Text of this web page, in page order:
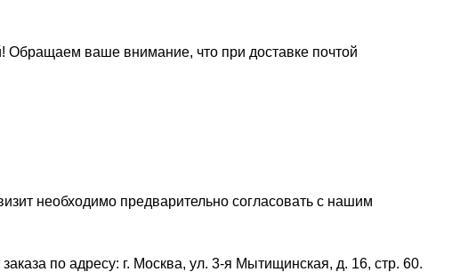
Обращаем ваше внимание, что при доставке почтой
необходимо предварительно согласовать с нашим
по адресу: г. Москва, ул. 3-я Мытищинская, д. 16, стр. 60.